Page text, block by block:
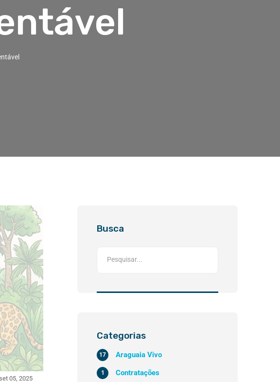
05, 2025
Busca
Categorias
Araguaia Vivo
17
Contratações
1